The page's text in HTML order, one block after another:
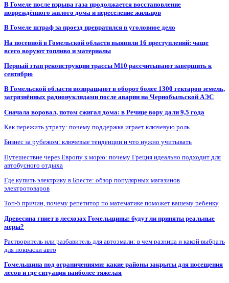
В Гомеле после взрыва газа продолжается восстановление
повреждённого жилого дома и переселение жильцов
В Гомеле штраф за проезд превратился в уголовное дело
На посевной в Гомельской области выявили 16 преступлений: чаще
всего воруют топливо и материалы
Первый этап реконструкции трассы М10 рассчитывают завершить к
сентябрю
В Гомельской области возвращают в оборот более 1300 гектаров земель,
загрязнённых радионуклидами после аварии на Чернобыльской АЭС
Сначала воровал, потом сжигал дома: в Речице вору дали 9,5 года
Как пережить утрату: почему поддержка играет ключевую роль
Бизнес за рубежом: ключевые тенденции и что нужно учитывать
Путешествие через Европу к морю: почему Греция идеально подходит для
автобусного отдыха
Где купить электрику в Бресте: обзор популярных магазинов
электротоваров
Топ-5 причин, почему репетитор по математике поможет вашему ребенку
Древесина гниет в лесхозах Гомельщины: будут ли приняты реальные
меры?
Растворитель или разбавитель для автоэмали: в чем разница и какой выбрать
для покраски авто
Гомельщина под ограничениями: какие районы закрыты для посещения
лесов и где ситуация наиболее тяжелая